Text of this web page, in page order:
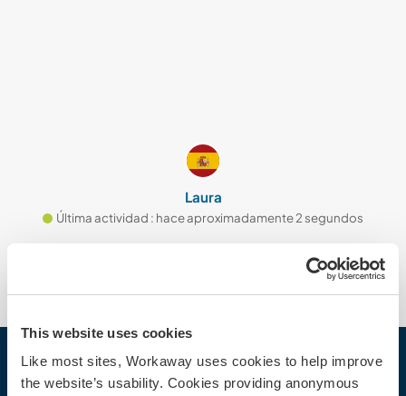
This website uses cookies
Like most sites, Workaway uses cookies to help improve
the website’s usability. Cookies providing anonymous
Laura
Última actividad : hace aproximadamente 2 segundos